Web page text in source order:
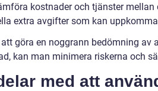
kostnader och tjänster
extra avgifter som kan
att göra en noggrann bedömning
kan man minimera riskerna och
med att